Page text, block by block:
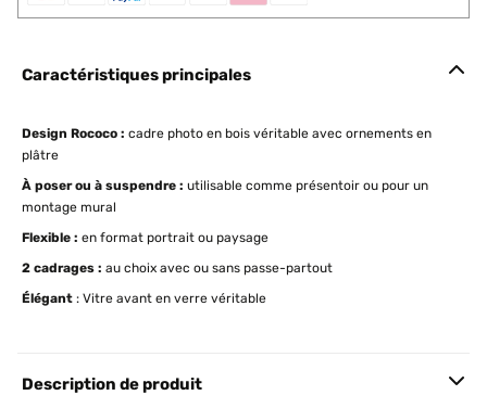
Caractéristiques principales
Design Rococo : cadre photo en bois véritable avec ornements en
plâtre
À poser ou à suspendre : utilisable comme présentoir ou pour un
montage mural
Flexible : en format portrait ou paysage
2 cadrages : au choix avec ou sans passe-partout
Élégant : Vitre avant en verre véritable
Description de produit